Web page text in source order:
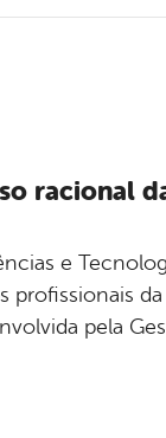
racional
e
profissionais
pela